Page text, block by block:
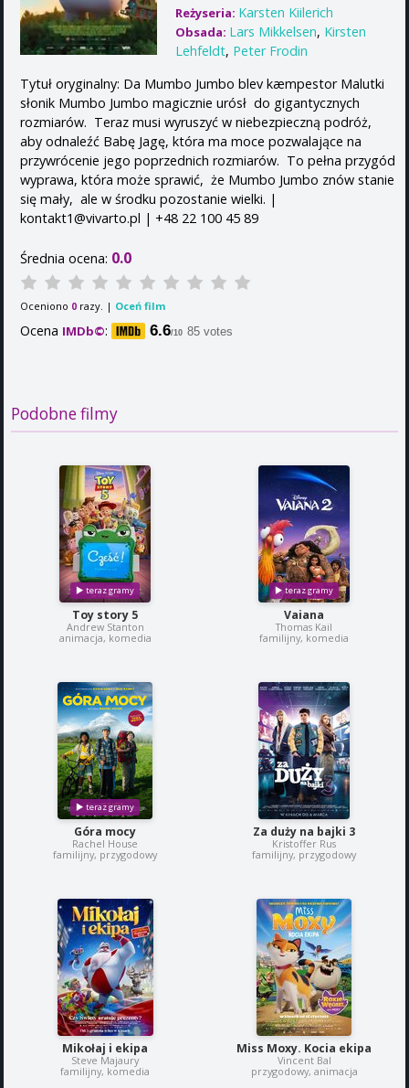
Reżyseria: Karsten Kiilerich
Obsada: Lars Mikkelsen, Kirsten
Lehfeldt, Peter Frodin
Tytuł oryginalny: Da Mumbo Jumbo blev kæmpestor Malutki
słonik Mumbo Jumbo magicznie urósł do gigantycznych
rozmiarów. Teraz musi wyruszyć w niebezpieczną podróż,
aby odnaleźć Babę Jagę, która ma moce pozwalające na
przywrócenie jego poprzednich rozmiarów. To pełna przygód
wyprawa, która może sprawić, że Mumbo Jumbo znów stanie
się mały, ale w środku pozostanie wielki. |
kontakt1@vivarto.pl | +48 22 100 45 89
Średnia ocena: 0.0
Oceniono 0 razy. | Oceń film
Ocena IMDb©: 6.6/10 85 votes
Podobne filmy
Toy story 5
Andrew Stanton
animacja, komedia
Vaiana
Thomas Kail
familijny, komedia
Góra mocy
Rachel House
familijny, przygodowy
Za duży na bajki 3
Kristoffer Rus
familijny, przygodowy
Mikołaj i ekipa
Steve Majaury
familijny, komedia
Miss Moxy. Kocia ekipa
Vincent Bal
przygodowy, animacja